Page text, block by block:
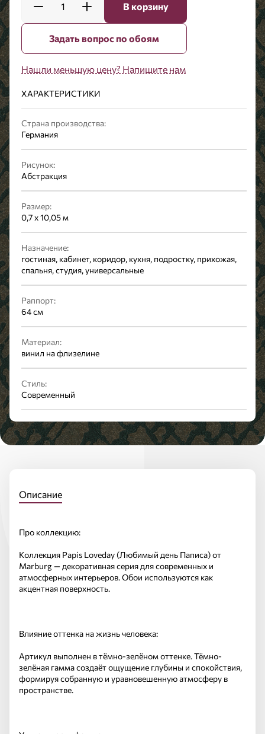
1 В корзину
Задать вопрос по обоям
Нашли меньшую цену? Напишите нам
ХАРАКТЕРИСТИКИ
Страна производства:
Германия
Рисунок:
Абстракция
Размер:
0,7 x 10,05 м
Назначение:
гостиная, кабинет, коридор, кухня, подростку, прихожая,
спальня, студия, универсальные
Раппорт:
64 см
Материал:
винил на флизелине
Стиль:
Современный
Описание
Про коллекцию:
Коллекция Papis Loveday (Любимый день Паписа) от
Marburg — декоративная серия для современных и
атмосферных интерьеров. Обои используются как
акцентная поверхность.
Влияние оттенка на жизнь человека:
Артикул выполнен в тёмно-зелёном оттенке. Тёмно-
зелёная гамма создаёт ощущение глубины и спокойствия,
формируя собранную и уравновешенную атмосферу в
пространстве.